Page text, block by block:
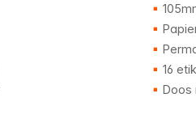
16
Doos